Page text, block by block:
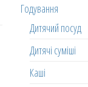
Годування
Дитячий посуд
Дитячі суміші
Каші